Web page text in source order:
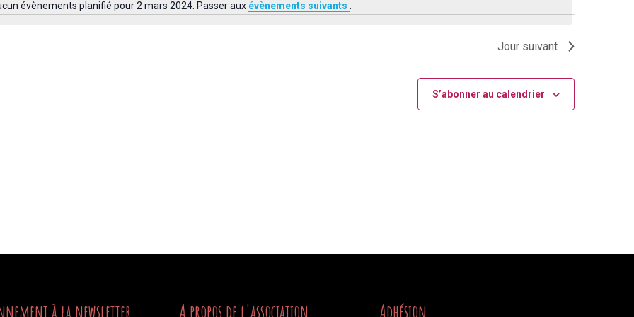
Notice
évènements planifié pour 2 mars 2024. Passer aux évènements suivants
Jour suivant
S’abonner au calendrier
à la newsletter A propos de l'association Adhésion